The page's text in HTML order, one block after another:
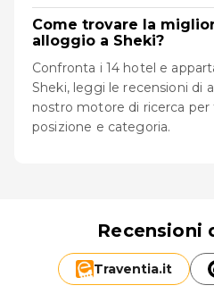
Come trovare la
alloggio a Sheki?
Confronta i 14 hotel e
Sheki, leggi le recensioni di
nostro motore di ricerca per
posizione e categoria.
Recensioni
Traventia.it